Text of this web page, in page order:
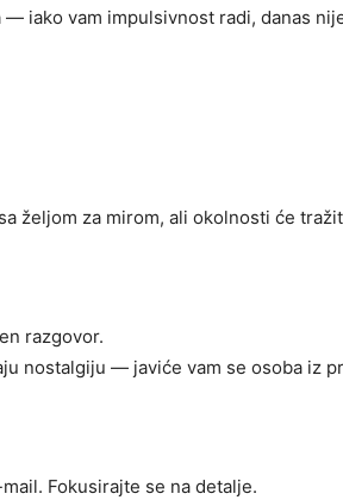
— iako vam impulsivnost radi, danas
željom za mirom, ali okolnosti će
razgovor.
nostalgiju — javiće vam se osoba iz
Fokusirajte se na detalje.